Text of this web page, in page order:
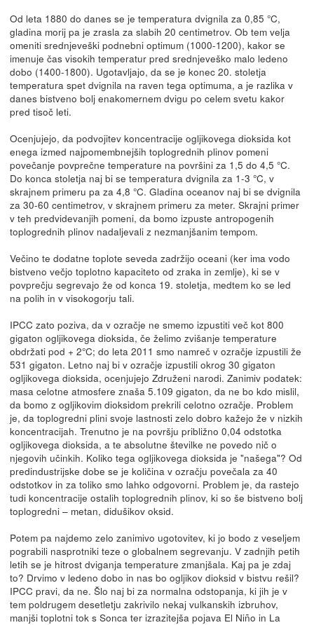
Od leta 1880 do danes se je temperatura dvignila za 0,85 °C,
gladina morij pa je zrasla za slabih 20 centimetrov. Ob tem velja
omeniti srednjeveški podnebni optimum (1000-1200), kakor se
imenuje čas visokih temperatur pred srednjeveško malo ledeno
dobo (1400-1800). Ugotavljajo, da se je konec 20. stoletja
temperatura spet dvignila na raven tega optimuma, a je razlika v
danes bistveno bolj enakomernem dvigu po celem svetu kakor
pred tisoč leti.
Ocenjujejo, da podvojitev koncentracije ogljikovega dioksida kot
enega izmed najpomembnejših toplogrednih plinov pomeni
povečanje povprečne temperature na površini za 1,5 do 4,5 °C.
Do konca stoletja naj bi se temperatura dvignila za 1-3 °C, v
skrajnem primeru pa za 4,8 °C. Gladina oceanov naj bi se dvignila
za 30-60 centimetrov, v skrajnem primeru za meter. Skrajni primer
v teh predvidevanjih pomeni, da bomo izpuste antropogenih
toplogrednih plinov nadaljevali z nezmanjšanim tempom.
Večino te dodatne toplote seveda zadržijo oceani (ker ima vodo
bistveno večjo toplotno kapaciteto od zraka in zemlje), ki se v
povprečju segrevajo že od konca 19. stoletja, medtem ko se led
na polih in v visokogorju tali.
IPCC zato poziva, da v ozračje ne smemo izpustiti več kot 800
gigaton ogljikovega dioksida, če želimo zvišanje temperature
obdržati pod + 2°C; do leta 2011 smo namreč v ozračje izpustili že
531 gigaton. Letno naj bi v ozračje izpustili okrog 30 gigaton
ogljikovega dioksida, ocenjujejo Združeni narodi. Zanimiv podatek:
masa celotne atmosfere znaša 5.109 gigaton, da ne bo kdo mislil,
da bomo z ogljikovim dioksidom prekrili celotno ozračje. Problem
je, da toplogredni plini svoje lastnosti zelo dobro kažejo že v nizkih
koncentracijah. Trenutno je na površju približno 0,04 odstotka
ogljikovega dioksida, a te absolutne številke ne povedo nič o
njegovih učinkih. Koliko tega ogljikovega dioksida je "našega"? Od
predindustrijske dobe se je količina v ozračju povečala za 40
odstotkov in za toliko smo lahko odgovorni. Problem je, da rastejo
tudi koncentracije ostalih toplogrednih plinov, ki so še bistveno bolj
toplogredni – metan, didušikov oksid.
Potem pa najdemo zelo zanimivo ugotovitev, ki jo bodo z veseljem
pograbili nasprotniki teze o globalnem segrevanju. V zadnjih petih
letih se je hitrost dviganja temperature zmanjšala. Kaj pa je zdaj
to? Drvimo v ledeno dobo in nas bo ogljikov dioksid v bistvu rešil?
IPCC pravi, da ne. Šlo naj bi za normalna odstopanja, ki jih je v
tem poldrugem desetletju zakrivilo nekaj vulkanskih izbruhov,
manjši toplotni tok s Sonca ter izrazitejša pojava El Niño in La